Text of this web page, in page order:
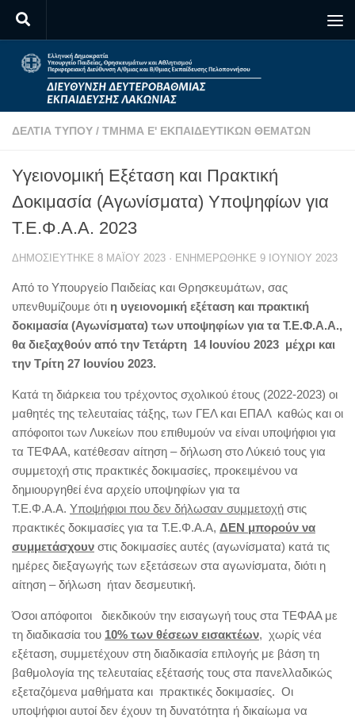
Skip to content
ΔΕΛΤΊΑ ΤΎΠΟΥ / ΤΜΉΜΑ Ε' ΕΚΠΑΙΔΕΥΤΙΚΏΝ ΘΕΜΆΤΩΝ
Υγειονομική Εξέταση και Πρακτική
Δοκιμασία (Αγωνίσματα) Υποψηφίων για
Τ.Ε.Φ.Α.Α. 2023
ΔΗΜΟΣΙΕΎΤΗΚΕ 8 ΜΑΪ́ΟΥ 2023 · ΕΝΗΜΕΡΏΘΗΚΕ 9 ΙΟΥΝΊΟΥ 2023
Από το Υπουργείο Παιδείας και Θρησκευμάτων, σας
υπενθυμίζουμε ότι η υγειονομική εξέταση και πρακτική
δοκιμασία (Αγωνίσματα) των υποψηφίων για τα Τ.Ε.Φ.Α.Α.,
θα διεξαχθούν από την Τετάρτη 14 Ιουνίου 2023 μέχρι και
την Τρίτη 27 Ιουνίου 2023.
Κατά τη διάρκεια του τρέχοντος σχολικού έτους (2022-2023) οι
μαθητές της τελευταίας τάξης, των ΓΕΛ και ΕΠΑΛ καθώς και οι
απόφοιτοι των Λυκείων που επιθυμούν να είναι υποψήφιοι για
τα ΤΕΦΑΑ, κατέθεσαν αίτηση – δήλωση στο Λύκειό τους για
συμμετοχή στις πρακτικές δοκιμασίες, προκειμένου να
δημιουργηθεί ένα αρχείο υποψηφίων για τα
Τ.Ε.Φ.Α.Α. Υποψήφιοι που δεν δήλωσαν συμμετοχή στις
πρακτικές δοκιμασίες για τα Τ.Ε.Φ.Α.Α, ΔΕΝ μπορούν να
συμμετάσχουν στις δοκιμασίες αυτές (αγωνίσματα) κατά τις
ημέρες διεξαγωγής των εξετάσεων στα αγωνίσματα, διότι η
αίτηση – δήλωση ήταν δεσμευτική.
Όσοι απόφοιτοι διεκδικούν την εισαγωγή τους στα ΤΕΦΑΑ με
τη διαδικασία του 10% των θέσεων εισακτέων, χωρίς νέα
εξέταση, συμμετέχουν στη διαδικασία επιλογής με βάση τη
βαθμολογία της τελευταίας εξέτασής τους στα πανελλαδικώς
εξεταζόμενα μαθήματα και πρακτικές δοκιμασίες. Οι
υποψήφιοι αυτοί δεν έχουν τη δυνατότητα ή δικαίωμα να